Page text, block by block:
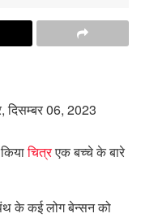
दिसम्बर 06, 2023
चित्रएक बच्चे के बारे
के कई लोग बेन्सन को